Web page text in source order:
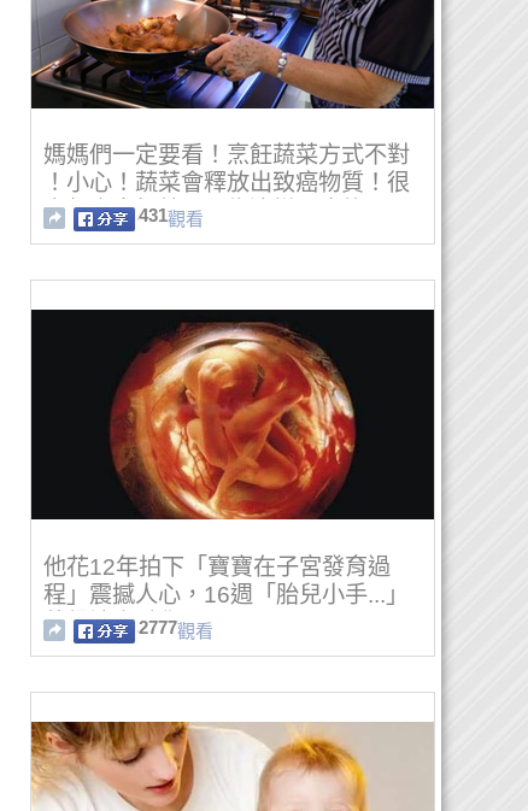
媽媽們一定要看！烹飪蔬菜方式不對
！小心！蔬菜會釋放出致癌物質！很
多餐廳廚師就是因為這樣罹癌的......
431觀看
他花12年拍下「寶寶在子宮發育過
程」震撼人心，16週「胎兒小手...」
萌得讓人融化！
2777觀看